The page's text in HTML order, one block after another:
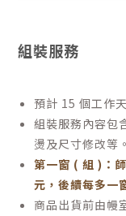
組裝服務
預計 15 個工作
組裝服務內容包
燙及尺寸修改等。
第一窗 ( 組 )：
元，後續每多一
商品出貨前由幔